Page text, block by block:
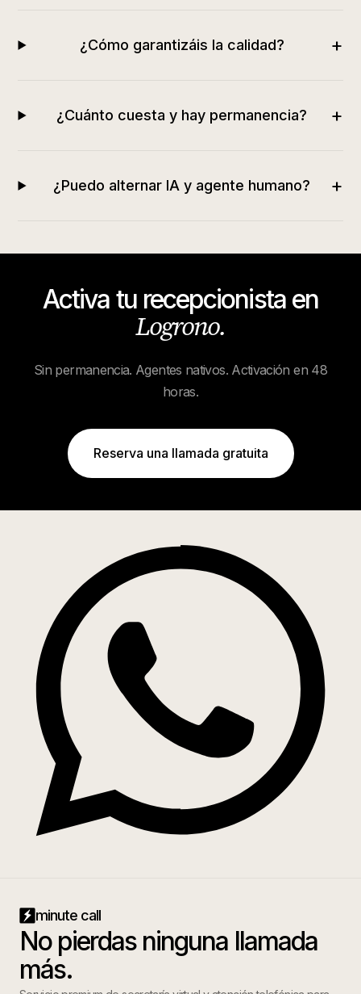
¿Cómo garantizáis la calidad? +
¿Cuánto cuesta y hay permanencia? +
¿Puedo alternar IA y agente humano? +
Activa tu recepcionista en
Logrono.
Sin permanencia. Agentes nativos. Activación en 48
horas.
Reserva una llamada gratuita
minute call
No pierdas ninguna llamada
más.